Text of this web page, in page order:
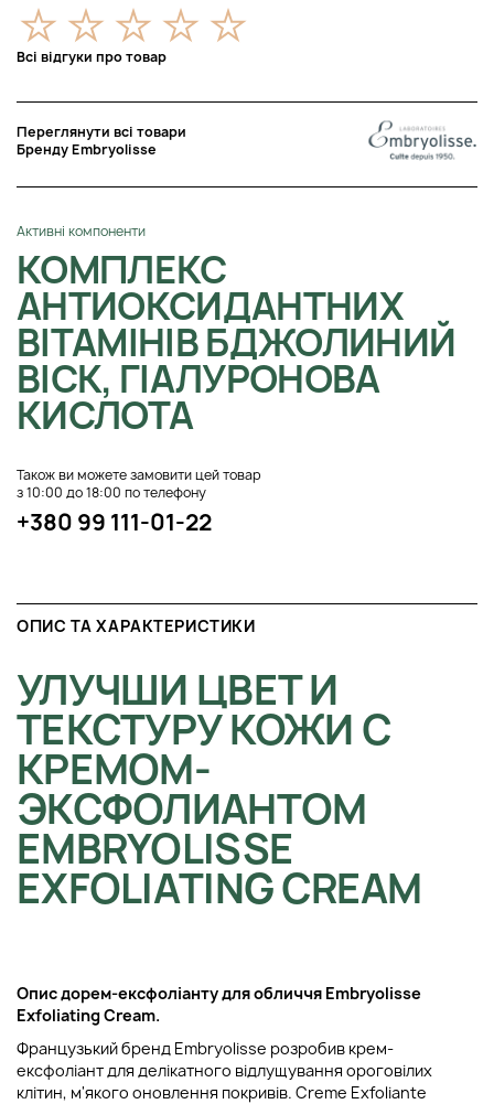
Всі відгуки про товар
Переглянути всі товари
Бренду Embryolisse
Активні компоненти
КОМПЛЕКС
АНТИОКСИДАНТНИХ
ВІТАМІНІВ БДЖОЛИНИЙ
ВІСК, ГІАЛУРОНОВА
КИСЛОТА
Також ви можете замовити цей товар
з 10:00 до 18:00 по телефону
+380 99 111-01-22
ОПИС ТА ХАРАКТЕРИСТИКИ
УЛУЧШИ ЦВЕТ И
ТЕКСТУРУ КОЖИ С
КРЕМОМ-
ЭКСФОЛИАНТОМ
EMBRYOLISSE
EXFOLIATING CREAM
Опис дорем-ексфоліанту для обличчя Embryolisse
Exfoliating Cream.
Французький бренд Embryolisse розробив крем-
ексфоліант для делікатного відлущування ороговілих
клітин, м'якого оновлення покривів. Creme Exfoliante